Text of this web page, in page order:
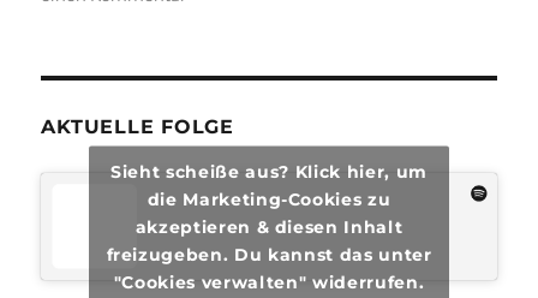
AKTUELLE FOLGE
Sieht scheiße aus? Klick hier, um
die Marketing-Cookies zu
akzeptieren & diesen Inhalt
freizugeben. Du kannst das unter
"Cookies verwalten" widerrufen.